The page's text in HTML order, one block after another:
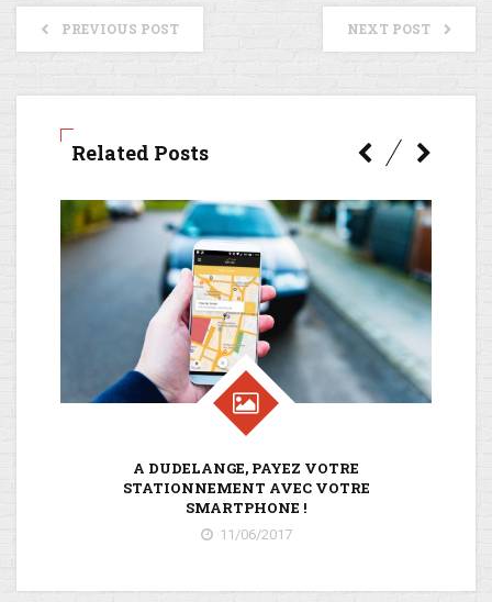
PREVIOUS POST NEXT POST
Related Posts
A DUDELANGE, PAYEZ VOTRE
STATIONNEMENT AVEC VOTRE
SMARTPHONE !
11/06/2017